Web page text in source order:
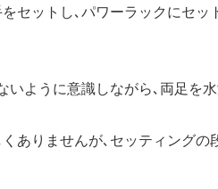
セットし､パワーラックにセ
いように意識しながら､両足を
ありませんが､セッティング